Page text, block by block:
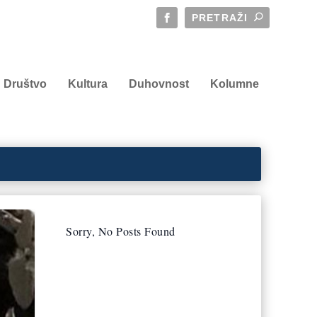
Društvo Kultura Duhovnost Kolumne
Sorry, No Posts Found